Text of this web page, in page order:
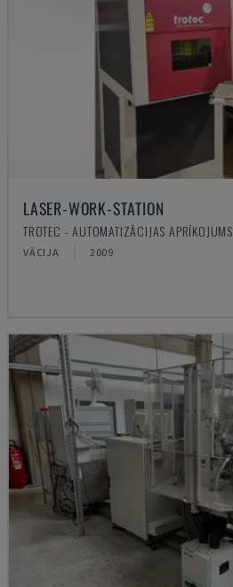
LASER-WORK-STATION
TROTEC - AUTOMATIZĀCIJAS APRĪKOJUMS
VĀCIJA 2009